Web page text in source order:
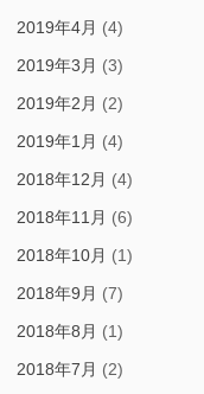
2019年4月 (4)
2019年3月 (3)
2019年2月 (2)
2019年1月 (4)
2018年12月 (4)
2018年11月 (6)
2018年10月 (1)
2018年9月 (7)
2018年8月 (1)
2018年7月 (2)